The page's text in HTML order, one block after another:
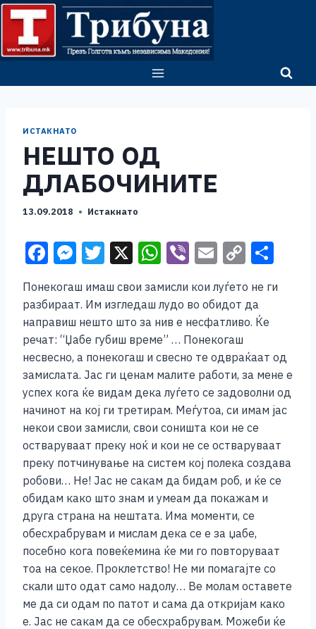
Skip
content
ИСТАКНАТО
НЕШТО ОД
ДЛАБОЧИНИТЕ
13.09.2018 Истакнато
F
c
e
b
o
o
k
M
ss
e
n
g
er
T
tt
er
X W
at
s
A
p
p
Vi
er
E
m
ai
l
C
p
y
n
k
ar
Понекогаш имаш свои замисли кои луѓето не ги
разбираат. Им изгледаш лудо во обидот да
направиш нешто што за нив е несфатливо. Ќе
речат: “Џабе губиш време” … Понекогаш
несвесно, а понекогаш и свесно те одвраќаат од
замислата. Јас ги ценам малите работи, за мене е
успех кога ќе видам дека луѓето се задоволни од
начинот на кој ги третирам. Меѓутоа, си имам јас
некои свои замисли, свои соништа кои не се
остваруваат преку ноќ и кои не се остваруваат
преку потчинување на систем кој полека создава
робови… Не! Јас не сакам да бидам роб, и ќе се
обидам како што знам и умеам да покажам и
друга страна на нештата. Има моменти, се
обесхрабрувам и мислам дека се е за џабе,
посебно кога повеќемина ќе ми го повторуваат
тоа на секое. Проклетство! Не ми помагајте со
скали што одат само надолу… Ве молам оставете
ме да си одам по патот и сама да откријам како
е. Јас не сакам да се обесхрабрувам. Можеби ќе